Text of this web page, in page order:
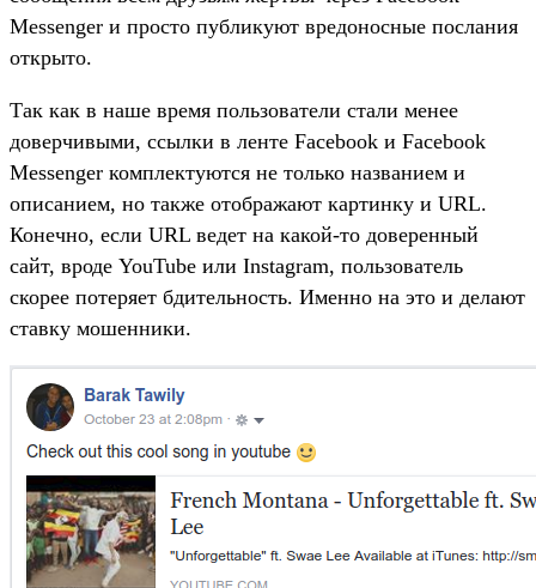
Messenger и просто публикуют вредоносные послания
открыто.
Так как в наше время пользователи стали менее
доверчивыми, ссылки в ленте Facebook и Facebook
Messenger комплектуются не только названием и
описанием, но также отображают картинку и URL.
Конечно, если URL ведет на какой-то доверенный
сайт, вроде YouTube или Instagram, пользователь
скорее потеряет бдительность. Именно на это и делают
ставку мошенники.